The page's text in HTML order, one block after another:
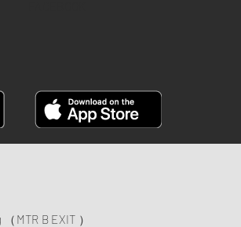
MTR B EXIT ）